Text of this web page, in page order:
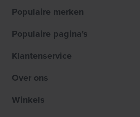
Populaire merken
Populaire pagina's
Klantenservice
Over ons
Winkels